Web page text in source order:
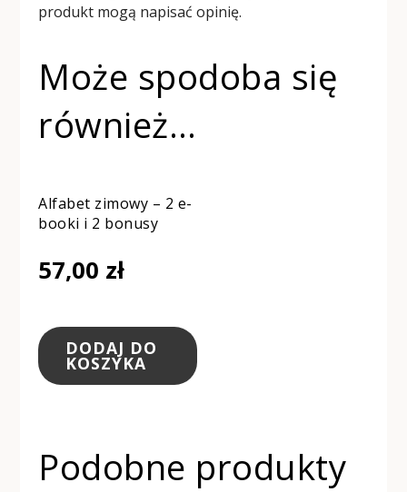
produkt mogą napisać opinię.
Może spodoba się
również…
Alfabet zimowy – 2 e-
booki i 2 bonusy
57,00 zł
DODAJ DO
KOSZYKA
Podobne produkty